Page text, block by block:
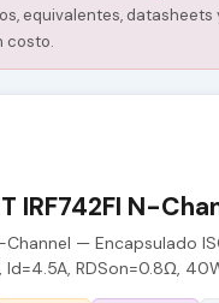
equivalentes, datasheets
costo.
IRF742FI N-
Channel — Encapsulado
Id=4.5A, RDSon=0.8Ω,